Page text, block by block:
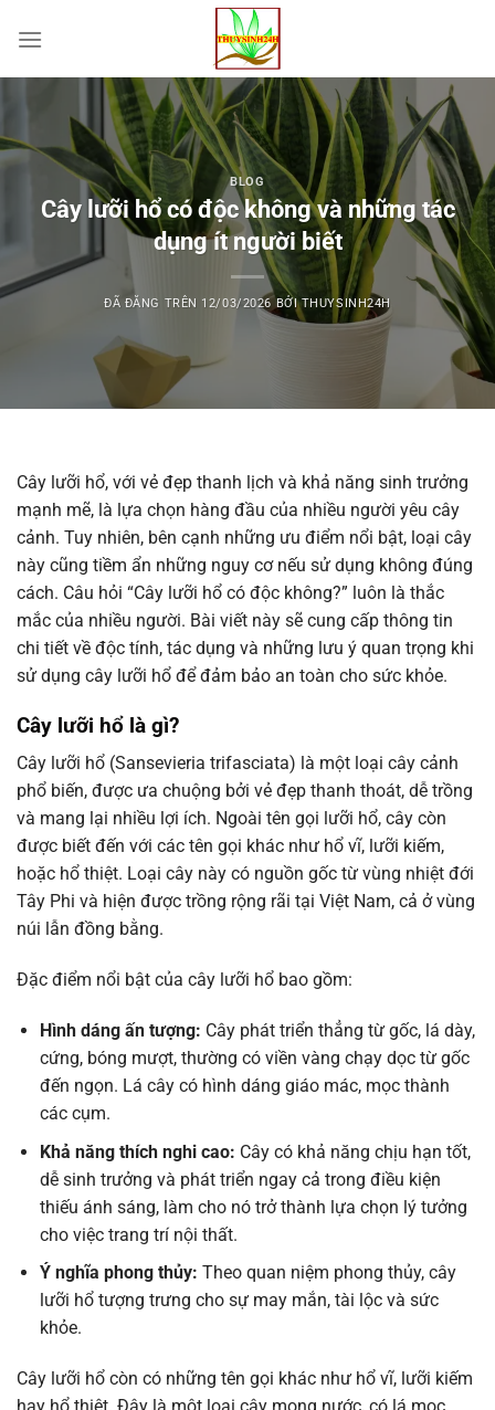
đến
BLOG
Cây lưỡi hổ có độc không và những tác
dụng ít người biết
ĐÃ ĐĂNG TRÊN 12/03/2026 BỞITHUYSINH24H
Cây lưỡi hổ, với vẻ đẹp thanh lịch và khả năng sinh trưởng
mạnh mẽ, là lựa chọn hàng đầu của nhiều người yêu cây
cảnh. Tuy nhiên, bên cạnh những ưu điểm nổi bật, loại cây
này cũng tiềm ẩn những nguy cơ nếu sử dụng không đúng
cách. Câu hỏi “Cây lưỡi hổ có độc không?” luôn là thắc
mắc của nhiều người. Bài viết này sẽ cung cấp thông tin
chi tiết về độc tính, tác dụng và những lưu ý quan trọng khi
sử dụng cây lưỡi hổ để đảm bảo an toàn cho sức khỏe.
Cây lưỡi hổ là gì?
Cây lưỡi hổ (Sansevieria trifasciata) là một loại cây cảnh
phổ biến, được ưa chuộng bởi vẻ đẹp thanh thoát, dễ trồng
và mang lại nhiều lợi ích. Ngoài tên gọi lưỡi hổ, cây còn
được biết đến với các tên gọi khác như hổ vĩ, lưỡi kiếm,
hoặc hổ thiệt. Loại cây này có nguồn gốc từ vùng nhiệt đới
Tây Phi và hiện được trồng rộng rãi tại Việt Nam, cả ở vùng
núi lẫn đồng bằng.
Đặc điểm nổi bật của cây lưỡi hổ bao gồm:
Hình dáng ấn tượng: Cây phát triển thẳng từ gốc, lá dày,
cứng, bóng mượt, thường có viền vàng chạy dọc từ gốc
đến ngọn. Lá cây có hình dáng giáo mác, mọc thành
các cụm.
Khả năng thích nghi cao: Cây có khả năng chịu hạn tốt,
dễ sinh trưởng và phát triển ngay cả trong điều kiện
thiếu ánh sáng, làm cho nó trở thành lựa chọn lý tưởng
cho việc trang trí nội thất.
Ý nghĩa phong thủy: Theo quan niệm phong thủy, cây
lưỡi hổ tượng trưng cho sự may mắn, tài lộc và sức
khỏe.
Cây lưỡi hổ còn có những tên gọi khác như hổ vĩ, lưỡi kiếm